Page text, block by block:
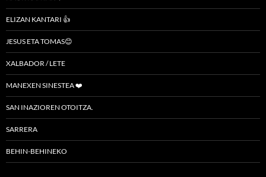
ELIZAN KANTARI 👍
JESUS ETA TOMAS😊
XALBADOR / LETE
MANEXEN SINESTEA ❤️
SAN INAZIOREN OTOITZA.
SARRERA
BEHIN-BEHINEKO